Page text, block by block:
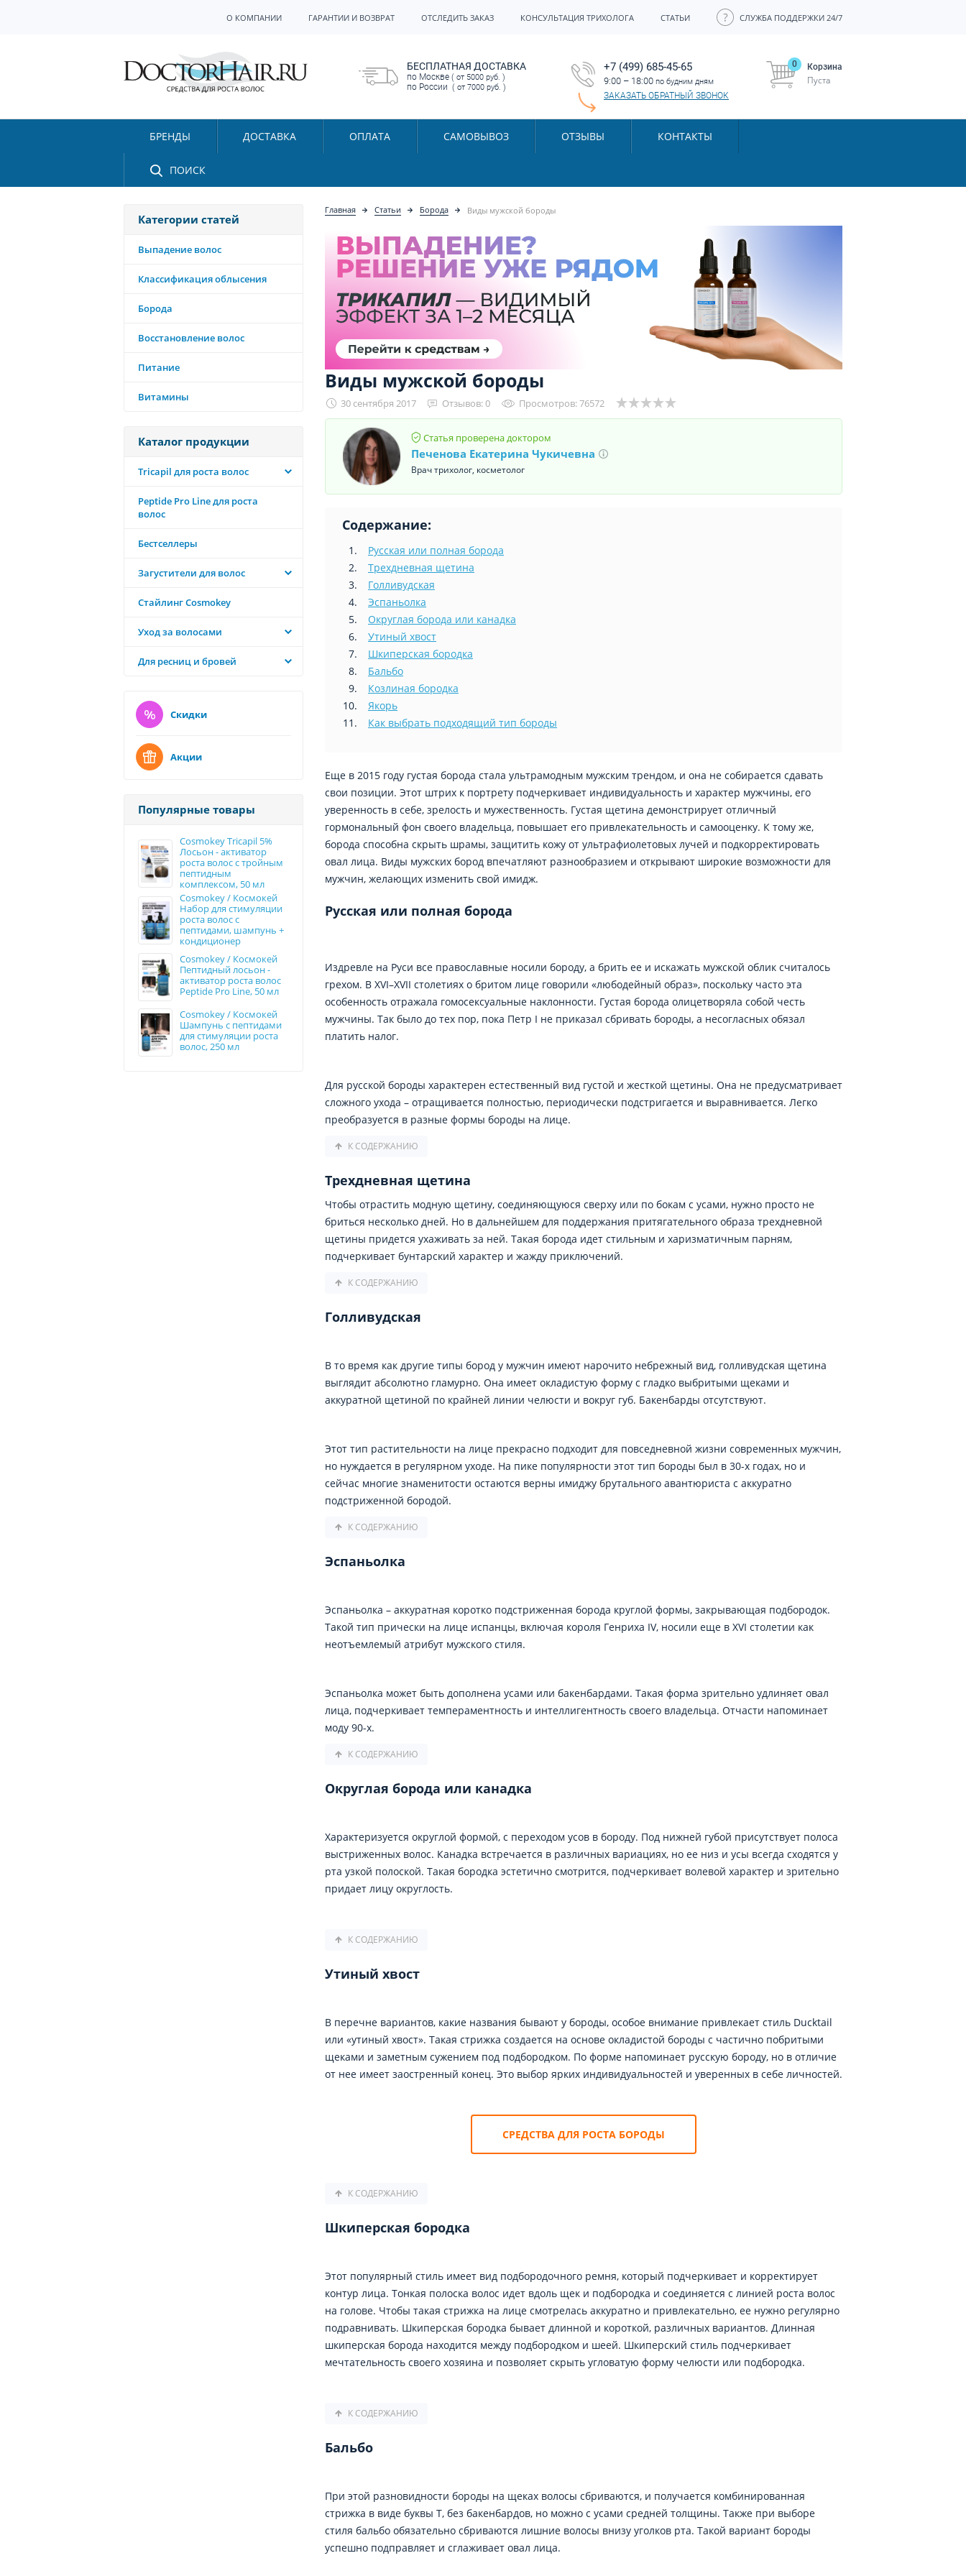
О КОМПАНИИ ГАРАНТИИ И ВОЗВРАТ ОТСЛЕДИТЬ ЗАКАЗ КОНСУЛЬТАЦИЯ ТРИХОЛОГА СТАТЬИ СЛУЖБА ПОДДЕРЖКИ 24/7
БЕСПЛАТНАЯ ДОСТАВКА
по Москве ( от 5000 руб. )
по России ( от 7000 руб. )
+7 (499) 685-45-65
9:00 – 18:00 по будним дням
ЗАКАЗАТЬ ОБРАТНЫЙ ЗВОНОК
Корзина
0
Пуста
БРЕНДЫ ДОСТАВКА ОПЛАТА САМОВЫВОЗ ОТЗЫВЫ КОНТАКТЫ
ПОИСК
Категории статей
Выпадение волос
Классификация облысения
Борода
Восстановление волос
Питание
Витамины
Каталог продукции
Tricapil для роста волос
Peptide Pro Line для роста
волос
Бестселлеры
Загустители для волос
Стайлинг Cosmokey
Уход за волосами
Для ресниц и бровей
Скидки
Акции
Популярные товары
Cosmokey Tricapil 5%
Лосьон - активатор
роста волос с тройным
пептидным
комплексом, 50 мл
Cosmokey / Космокей
Набор для стимуляции
роста волос с
пептидами, шампунь +
кондиционер
Cosmokey / Космокей
Пептидный лосьон -
активатор роста волос
Peptide Pro Line, 50 мл
Cosmokey / Космокей
Шампунь с пептидами
для стимуляции роста
волос, 250 мл
Главная Статьи Борода Виды мужской бороды
Виды мужской бороды
30 сентября 2017 Отзывов: 0 Просмотров: 76572
Статья проверена доктором
Печенова Екатерина Чукичевна
Врач трихолог, косметолог
Содержание:
Русская или полная борода
Трехдневная щетина
Голливудская
Эспаньолка
Округлая борода или канадка
Утиный хвост
Шкиперская бородка
Бальбо
Козлиная бородка
Якорь
Как выбрать подходящий тип бороды
Еще в 2015 году густая борода стала ультрамодным мужским трендом, и она не собирается сдавать
свои позиции. Этот штрих к портрету подчеркивает индивидуальность и характер мужчины, его
уверенность в себе, зрелость и мужественность. Густая щетина демонстрирует отличный
гормональный фон своего владельца, повышает его привлекательность и самооценку. К тому же,
борода способна скрыть шрамы, защитить кожу от ультрафиолетовых лучей и подкорректировать
овал лица. Виды мужских бород впечатляют разнообразием и открывают широкие возможности для
мужчин, желающих изменить свой имидж.
Русская или полная борода
Издревле на Руси все православные носили бороду, а брить ее и искажать мужской облик считалось
грехом. В XVI–XVII столетиях о бритом лице говорили «любодейный образ», поскольку часто эта
особенность отражала гомосексуальные наклонности. Густая борода олицетворяла собой честь
мужчины. Так было до тех пор, пока Петр I не приказал сбривать бороды, а несогласных обязал
платить налог.
Для русской бороды характерен естественный вид густой и жесткой щетины. Она не предусматривает
сложного ухода – отращивается полностью, периодически подстригается и выравнивается. Легко
преобразуется в разные формы бороды на лице.
К СОДЕРЖАНИЮ
Трехдневная щетина
Чтобы отрастить модную щетину, соединяющуюся сверху или по бокам с усами, нужно просто не
бриться несколько дней. Но в дальнейшем для поддержания притягательного образа трехдневной
щетины придется ухаживать за ней. Такая борода идет стильным и харизматичным парням,
подчеркивает бунтарский характер и жажду приключений.
К СОДЕРЖАНИЮ
Голливудская
В то время как другие типы бород у мужчин имеют нарочито небрежный вид, голливудская щетина
выглядит абсолютно гламурно. Она имеет окладистую форму с гладко выбритыми щеками и
аккуратной щетиной по крайней линии челюсти и вокруг губ. Бакенбарды отсутствуют.
Этот тип растительности на лице прекрасно подходит для повседневной жизни современных мужчин,
но нуждается в регулярном уходе. На пике популярности этот тип бороды был в 30-х годах, но и
сейчас многие знаменитости остаются верны имиджу брутального авантюриста с аккуратно
подстриженной бородой.
К СОДЕРЖАНИЮ
Эспаньолка
Эспаньолка – аккуратная коротко подстриженная борода круглой формы, закрывающая подбородок.
Такой тип прически на лице испанцы, включая короля Генриха IV, носили еще в XVI столетии как
неотъемлемый атрибут мужского стиля.
Эспаньолка может быть дополнена усами или бакенбардами. Такая форма зрительно удлиняет овал
лица, подчеркивает темпераментность и интеллигентность своего владельца. Отчасти напоминает
моду 90-х.
К СОДЕРЖАНИЮ
Округлая борода или канадка
Характеризуется округлой формой, с переходом усов в бороду. Под нижней губой присутствует полоса
выстриженных волос. Канадка встречается в различных вариациях, но ее низ и усы всегда сходятся у
рта узкой полоской. Такая бородка эстетично смотрится, подчеркивает волевой характер и зрительно
придает лицу округлость.
К СОДЕРЖАНИЮ
Утиный хвост
В перечне вариантов, какие названия бывают у бороды, особое внимание привлекает стиль Ducktail
или «утиный хвост». Такая стрижка создается на основе окладистой бороды с частично побритыми
щеками и заметным сужением под подбородком. По форме напоминает русскую бороду, но в отличие
от нее имеет заостренный конец. Это выбор ярких индивидуальностей и уверенных в себе личностей.
СРЕДСТВА ДЛЯ РОСТА БОРОДЫ
К СОДЕРЖАНИЮ
Шкиперская бородка
Этот популярный стиль имеет вид подбородочного ремня, который подчеркивает и корректирует
контур лица. Тонкая полоска волос идет вдоль щек и подбородка и соединяется с линией роста волос
на голове. Чтобы такая стрижка на лице смотрелась аккуратно и привлекательно, ее нужно регулярно
подравнивать. Шкиперская бородка бывает длинной и короткой, различных вариантов. Длинная
шкиперская борода находится между подбородком и шеей. Шкиперский стиль подчеркивает
мечтательность своего хозяина и позволяет скрыть угловатую форму челюсти или подбородка.
К СОДЕРЖАНИЮ
Бальбо
При этой разновидности бороды на щеках волосы сбриваются, и получается комбинированная
стрижка в виде буквы Т, без бакенбардов, но можно с усами средней толщины. Также при выборе
стиля бальбо обязательно сбриваются лишние волосы внизу уголков рта. Такой вариант бороды
успешно подправляет и сглаживает овал лица.